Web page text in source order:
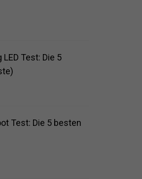
Test: Die 5
Test: Die 5 besten